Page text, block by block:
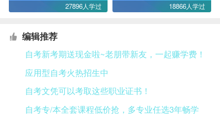
27896人学过 18866人学过
编辑推荐
自考新考期送现金啦~老朋带新友，一起赚学费！
应用型自考火热招生中
自考文凭可以考取这些职业证书！
自考专/本全套课程低价抢，多专业任选3年畅学